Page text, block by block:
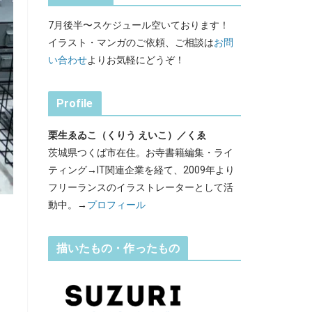
7月後半〜スケジュール空いております！
イラスト・マンガのご依頼、ご相談はお問
い合わせよりお気軽にどうぞ！
Profile
栗生ゑゐこ（くりう えいこ）／くゑ
茨城県つくば市在住。お寺書籍編集・ライ
ティング→IT関連企業を経て、2009年より
フリーランスのイラストレーターとして活
動中。→ プロフィール
描いたもの・作ったもの